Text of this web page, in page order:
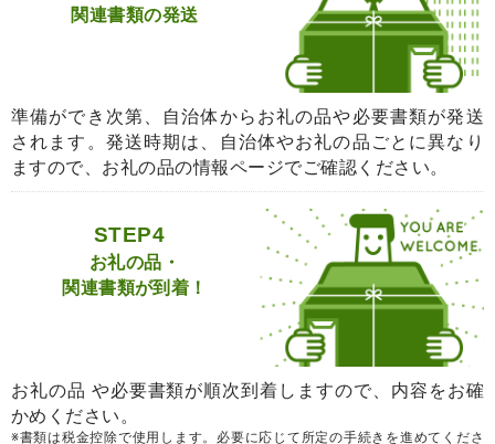
関連書類の発送
準備ができ次第、自治体からお礼の品や必要書類が発送
されます。発送時期は、自治体やお礼の品ごとに異なり
ますので、お礼の品の情報ページでご確認ください。
STEP4
お礼の品・
関連書類が到着！
お礼の品 や必要書類が順次到着しますので、内容をお確
かめください。
※書類は税金控除で使用します。必要に応じて所定の手続きを進めてくださ